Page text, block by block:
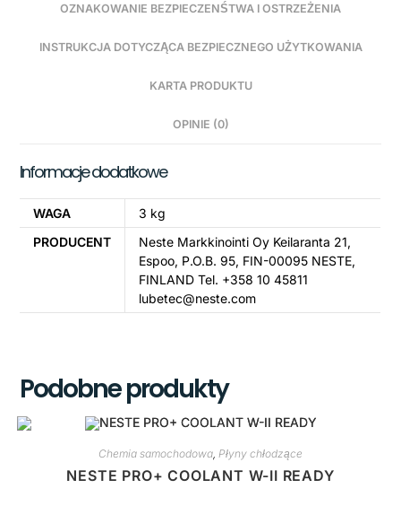
OZNAKOWANIE BEZPIECZENŚTWA I OSTRZEŻENIA
INSTRUKCJA DOTYCZĄCA BEZPIECZNEGO UŻYTKOWANIA
KARTA PRODUKTU
OPINIE (0)
Informacje dodatkowe
WAGA
3 kg
PRODUCENT
Neste Markkinointi Oy Keilaranta 21,
Espoo, P.O.B. 95, FIN-00095 NESTE,
FINLAND Tel. +358 10 45811
lubetec@neste.com
Podobne produkty
Chemia samochodowa Płyny chłodzące
NESTE PRO+ COOLANT W-II READY